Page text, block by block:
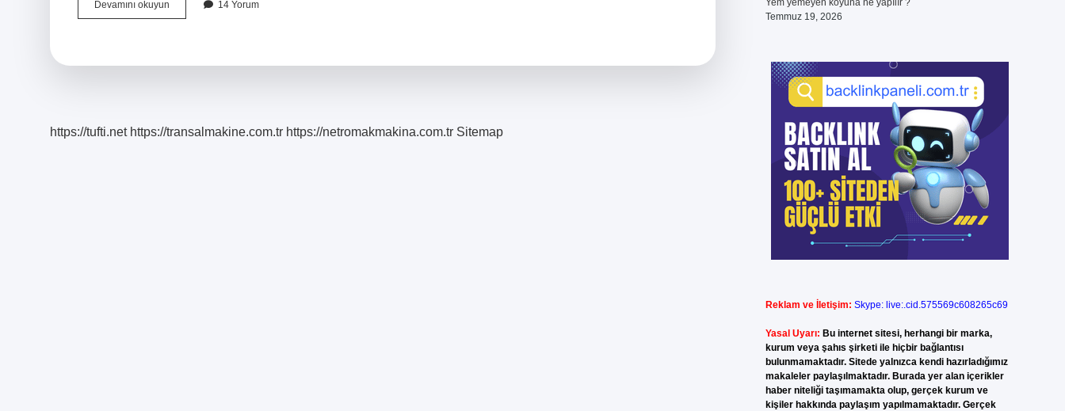
Devamını okuyun
Nereden
14 Yorum
https://tufti.net https://transalmakine.com.tr https://netromakmakina.com.tr Sitemap
Yem yemeyen koyuna ne yapılır ?
Temmuz 19, 2026
Reklam ve İletişim: Skype: live:.cid.575569c608265c69
Yasal Uyarı: Bu internet sitesi, herhangi bir marka,
kurum veya şahıs şirketi ile hiçbir bağlantısı
bulunmamaktadır. Sitede yalnızca kendi hazırladığımız
makaleler paylaşılmaktadır. Burada yer alan içerikler
haber niteliği taşımamakta olup, gerçek kurum ve
kişiler hakkında paylaşım yapılmamaktadır. Gerçek